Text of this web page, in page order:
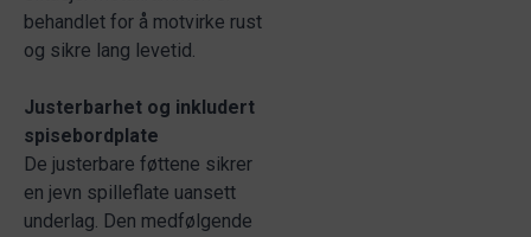
behandlet for å motvirke rust
og sikre lang levetid.
Justerbarhet og inkludert
spisebordplate
De justerbare føttene sikrer
en jevn spilleflate uansett
underlag. Den medfølgende